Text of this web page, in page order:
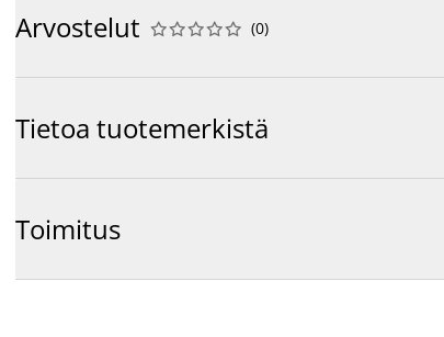
Arvostelut 




 (0)
Tietoa tuotemerkistä
Toimitus